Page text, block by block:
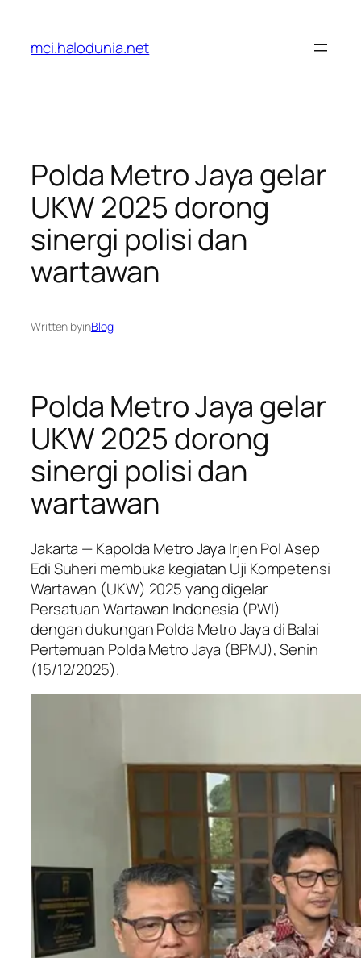
konten
mci.halodunia.net
Polda Metro Jaya gelar
UKW 2025 dorong
sinergi polisi dan
wartawan
Written byinBlog
Polda Metro Jaya gelar
UKW 2025 dorong
sinergi polisi dan
wartawan
Jakarta — Kapolda Metro Jaya Irjen Pol Asep
Edi Suheri membuka kegiatan Uji Kompetensi
Wartawan (UKW) 2025 yang digelar
Persatuan Wartawan Indonesia (PWI)
dengan dukungan Polda Metro Jaya di Balai
Pertemuan Polda Metro Jaya (BPMJ), Senin
(15/12/2025).